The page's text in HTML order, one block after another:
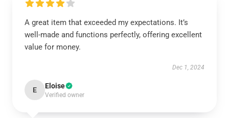
A great item that exceeded my expectations. It’s
well-made and functions perfectly, offering excellent
value for money.
Dec 1, 2024
E Eloise
Verified owner